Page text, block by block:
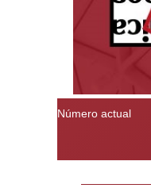
Número actual